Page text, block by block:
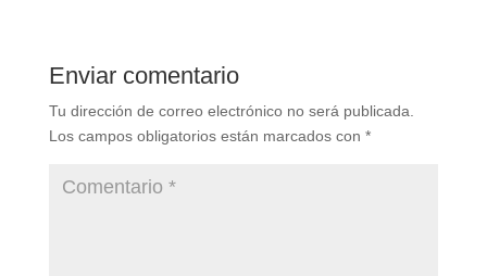
Enviar comentario
Tu dirección de correo electrónico no será publicada.
Los campos obligatorios están marcados con *